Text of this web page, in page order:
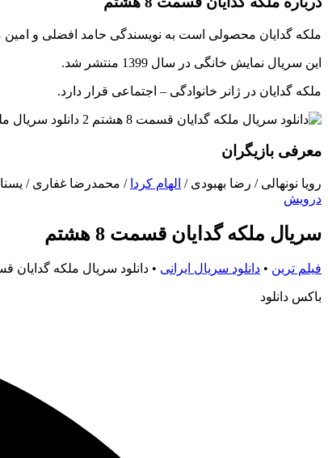
ملکه گدایان محصولی است به نویسندگی حامد افضلی و
این سریال نمایش خانگی در سال 1399 منتشر شد.
ملکه گدایان در ژانر خانوادگی – اجتماعی قرار دارد.
معرفی بازیگران
رویا نونهالی / رضا بهبودی / الهام کردا / محمدرضا غفاری /
درویش
سریال ملکه گدایان قسمت 8 هشتم
فیلم ترین • دانلود سریال ایرانی • دانلود سریال ملکه گدایان قسمت
باکس دانلود